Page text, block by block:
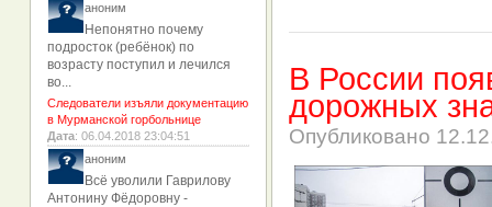
В России
дорожных
Опубликовано
аноним
Непонятно почему
подросток (ребёнок) по
возрасту поступил и лечился
во...
Следователи изъяли документацию
в Мурманской горбольнице
Дата: 06.04.2018 23:04:51
аноним
Всё уволили Гаврилову
Антонину Фёдоровну -